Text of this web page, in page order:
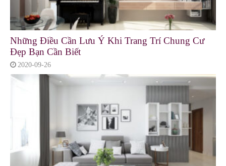
Những Điều Cần Lưu Ý Khi Trang Trí Chung Cư
Đẹp Bạn Cần Biết
2020-09-26